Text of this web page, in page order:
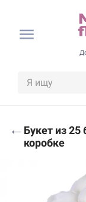
← Букет из
коробке